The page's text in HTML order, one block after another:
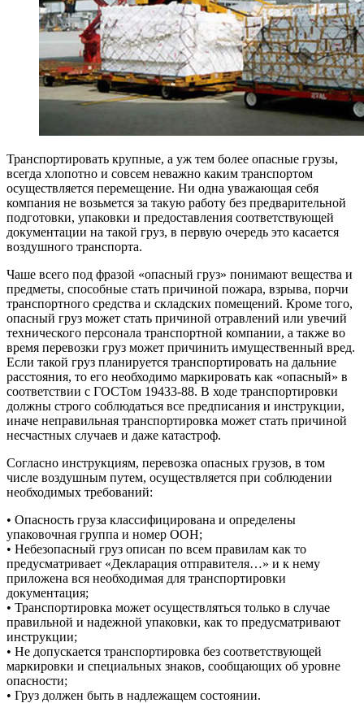
Транспортировать крупные, а уж тем более опасные грузы,
всегда хлопотно и совсем неважно каким транспортом
осуществляется перемещение. Ни одна уважающая себя
компания не возьмется за такую работу без предварительной
подготовки, упаковки и предоставления соответствующей
документации на такой груз, в первую очередь это касается
воздушного транспорта.
Чаше всего под фразой «опасный груз» понимают вещества и
предметы, способные стать причиной пожара, взрыва, порчи
транспортного средства и складских помещений. Кроме того,
опасный груз может стать причиной отравлений или увечий
технического персонала транспортной компании, а также во
время перевозки груз может причинить имущественный вред.
Если такой груз планируется транспортировать на дальние
расстояния, то его необходимо маркировать как «опасный» в
соответствии с ГОСТом 19433-88. В ходе транспортировки
должны строго соблюдаться все предписания и инструкции,
иначе неправильная транспортировка может стать причиной
несчастных случаев и даже катастроф.
Согласно инструкциям, перевозка опасных грузов, в том
числе воздушным путем, осуществляется при соблюдении
необходимых требований:
• Опасность груза классифицирована и определены
упаковочная группа и номер ООН;
• Небезопасный груз описан по всем правилам как то
предусматривает «Декларация отправителя…» и к нему
приложена вся необходимая для транспортировки
документация;
• Транспортировка может осуществляться только в случае
правильной и надежной упаковки, как то предусматривают
инструкции;
• Не допускается транспортировка без соответствующей
маркировки и специальных знаков, сообщающих об уровне
опасности;
• Груз должен быть в надлежащем состоянии.